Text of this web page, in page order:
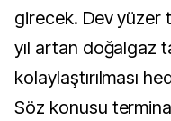
girecek. Dev yüzer
yıl artan doğalgaz
kolaylaştırılması
Söz konusu